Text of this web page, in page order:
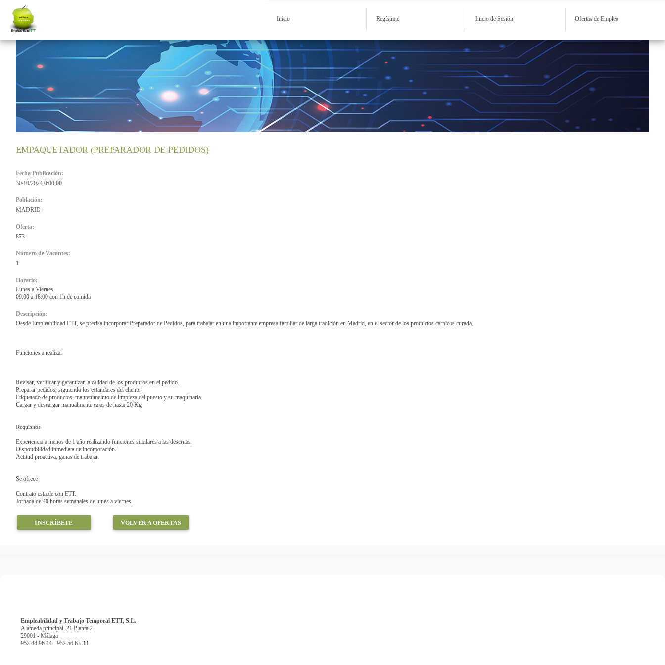
Inicio Regístrate Inicio de Sesión Ofertas de Empleo
EMPAQUETADOR (PREPARADOR DE PEDIDOS)
Fecha Publicación:
30/10/2024 0:00:00
Población:
MADRID
Oferta:
873
Número de Vacantes:
1
Horario:
Lunes a Viernes
09:00 a 18:00 con 1h de comida
Descripción:
Desde Empleabilidad ETT, se precisa incorporar Preparador de Pedidos, para trabajar en una importante empresa familiar de larga tradición en Madrid, en el sector de los productos cárnicos curada.
Funciones a realizar
Revisar, verificar y garantizar la calidad de los productos en el pedido.
Preparar pedidos, siguiendo los estándares del cliente.
Etiquetado de productos, mantenimeinto de limpieza del puesto y su maquinaria.
Cargar y descargar manualmente cajas de hasta 20 Kg.
Requisitos
Experiencia a menos de 1 año realizando funciones similares a las descritas.
Disponibilidad inmediata de incorporación.
Actitud proactiva, ganas de trabajar.
Se ofrece
Contrato estable con ETT.
Jornada de 40 horas semanales de lunes a viernes.
INSCRÍBETE VOLVER A OFERTAS
Empleabilidad y Trabajo Temporal ETT, S.L.
Alameda principal, 21 Planta 2
29001 - Málaga
952 44 96 44 - 952 56 63 33